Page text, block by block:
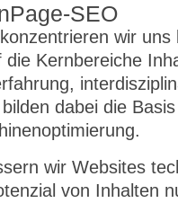
SEO
wir uns
Kernbereiche
dabei die
wir Websites
von Inhalten